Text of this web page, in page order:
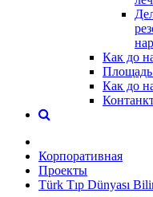
Как до
Площадь
Как до
Корпоративная
Проекты
Türk Tıp Dünyası